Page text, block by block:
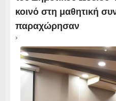
κοινό στη μαθητική
παραχώρησαν
›